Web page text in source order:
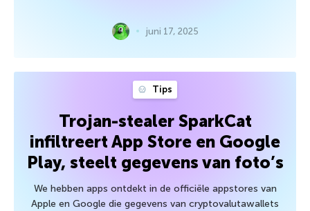
juni 17, 2025
Tips
Trojan-stealer SparkCat
infiltreert App Store en Google
Play, steelt gegevens van foto’s
We hebben apps ontdekt in de officiële appstores van
Apple en Google die gegevens van cryptovalutawallets